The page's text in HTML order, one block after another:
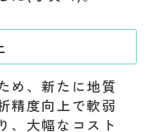
め、新たに地質
精度向上で軟弱
、大幅なコスト